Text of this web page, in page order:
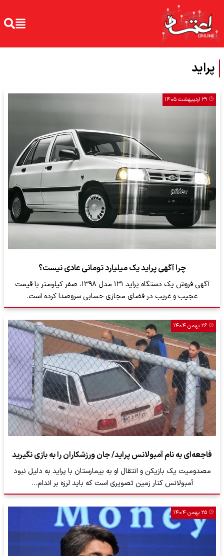
پراید
۲۹ اردیبهشت ۱۴۰۵
چرا آگهی پراید یک میلیارد تومانی عادی نیست؟
آگهی فروش یک دستگاه پراید ۱۳۱ مدل ۱۳۹۸، صفر کیلومتر با قیمت
عجیب و غریب در فضای مجازی حسابی سروصدا کرده است.
۲۶ بهمن ۱۴۰۴
فاجعه‌‌ای به نام آمبولانس پراید/ جان ورزشکاران را به بازی نگیرید
مصدومیت یک بازیکن و انتقال او به بیمارستان با پراید به دلیل نبود
آمبولانس کنار زمین تصویری است که باید لرزه بر اندام…
۲۵ بهمن ۱۴۰۴